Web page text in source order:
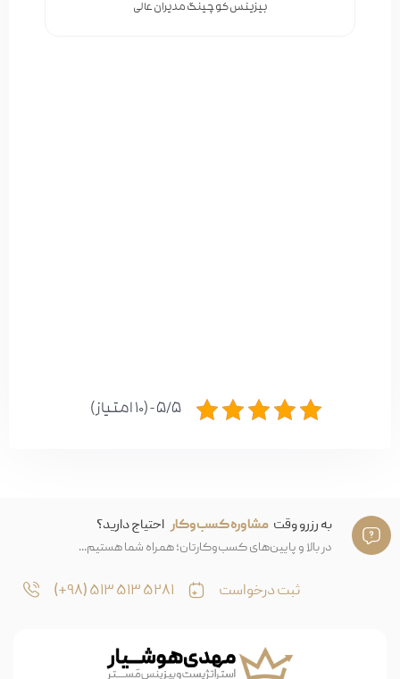
بیزینس کوچینگ مدیران عالی
5/5 - (10 امتیاز)
به رزرو وقت مشاوره کسب‌وکار احتیاج دارید؟
در بالا و پایین‌های کسب‌وکارتان؛ همراه شما هستیم...
ثبت درخواست ۵۲۸۱ ۵۱۳ ۵۱۳ (۹۸+)